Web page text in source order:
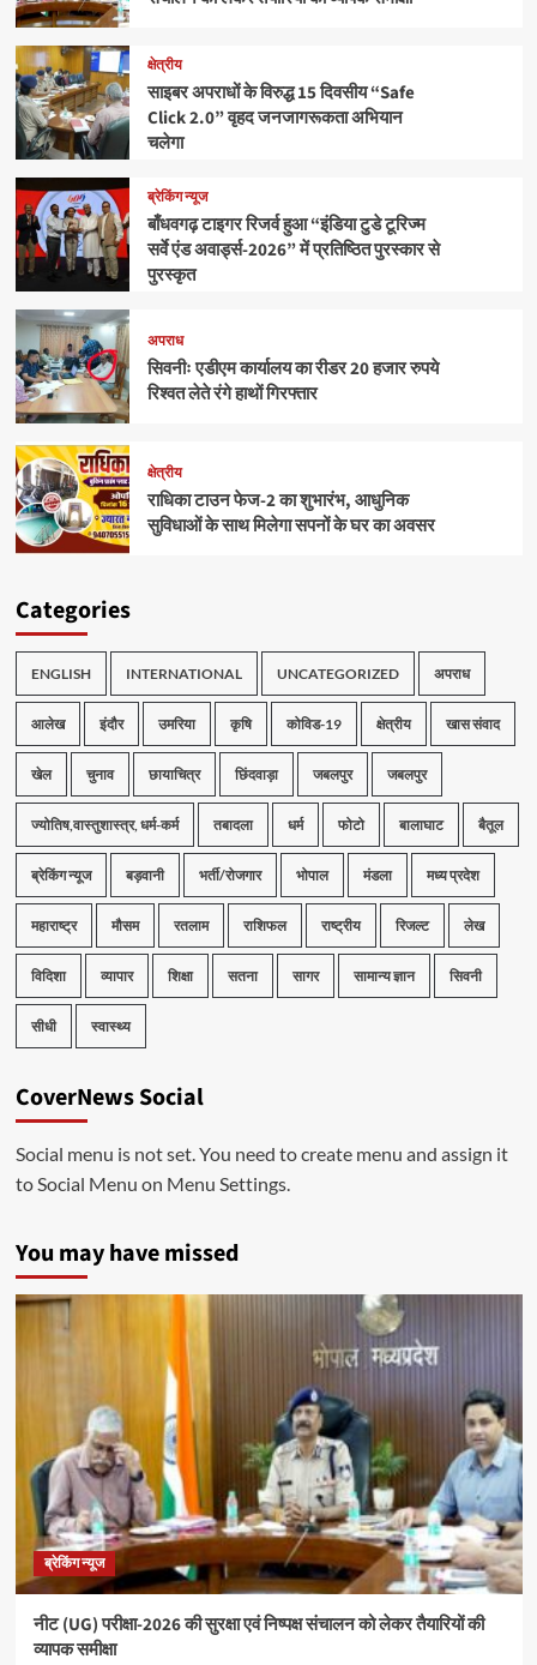
क्षेत्रीय
साइबर अपराधों के विरुद्ध 15 दिवसीय “Safe
Click 2.0” वृहद जनजागरूकता अभियान
चलेगा
ब्रेकिंग न्यूज
बाँधवगढ़ टाइगर रिजर्व हुआ “इंडिया टुडे टूरिज्म
सर्वे एंड अवार्ड्स-2026” में प्रतिष्ठित पुरस्कार से
पुरस्कृत
अपराध
सिवनीः एडीएम कार्यालय का रीडर 20 हजार रुपये
रिश्वत लेते रंगे हाथों गिरफ्तार
क्षेत्रीय
राधिका टाउन फेज-2 का शुभारंभ, आधुनिक
सुविधाओं के साथ मिलेगा सपनों के घर का अवसर
Categories
ENGLISH INTERNATIONAL UNCATEGORIZED अपराध
आलेख इंदौर उमरिया कृषि कोविड-19 क्षेत्रीय खास संवाद
खेल चुनाव छायाचित्र छिंदवाड़ा जबलपुर जबलपुर
ज्योतिष,वास्तुशास्त्र, धर्म-कर्म तबादला धर्म फोटो बालाघाट बैतूल
ब्रेकिंग न्यूज बड़वानी भर्ती/रोजगार भोपाल मंडला मध्य प्रदेश
महाराष्ट्र मौसम रतलाम राशिफल राष्ट्रीय रिजल्ट लेख
विदिशा व्यापार शिक्षा सतना सागर सामान्य ज्ञान सिवनी
सीधी स्वास्थ्य
CoverNews Social
Social menu is not set. You need to create menu and assign it
to Social Menu on Menu Settings.
You may have missed
ब्रेकिंग न्यूज
नीट (UG) परीक्षा-2026 की सुरक्षा एवं निष्पक्ष संचालन को लेकर तैयारियों की
व्यापक समीक्षा